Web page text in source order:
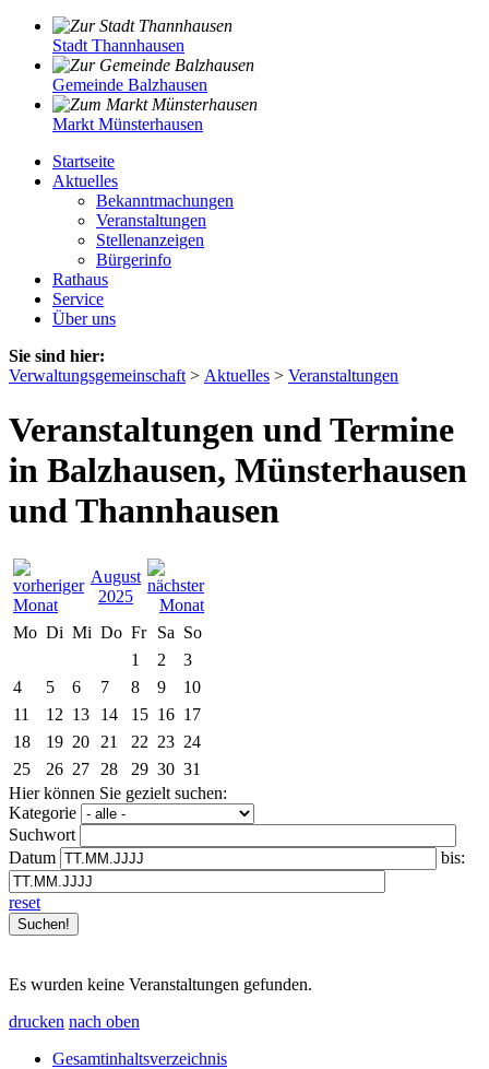
Stadt Thannhausen
Gemeinde Balzhausen
Markt Münsterhausen
Startseite
Aktuelles
Bekanntmachungen
Veranstaltungen
Stellenanzeigen
Bürgerinfo
Rathaus
Service
Über uns
Sie sind hier:
Verwaltungsgemeinschaft > Aktuelles > Veranstaltungen
Veranstaltungen und Termine
in Balzhausen, Münsterhausen
und Thannhausen
August
2025
Mo Di Mi Do Fr Sa So
1
2
3
4
5 6 7 8 9
10
11
12 13 14 15 16 17
18
19 20 21 22 23 24
25
26 27 28 29 30 31
Hier können Sie gezielt suchen:
Kategorie
Suchwort
Datum
bis:
reset
Es wurden keine Veranstaltungen gefunden.
drucken nach oben
Gesamtinhaltsverzeichnis